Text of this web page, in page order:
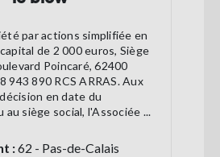
par actions simplifiée en
de 2 000 euros, Siège
Poincaré, 62400
943 890 RCS ARRAS. Aux
en date du
au siège social, l'Associée ...
:62 - Pas-de-Calais